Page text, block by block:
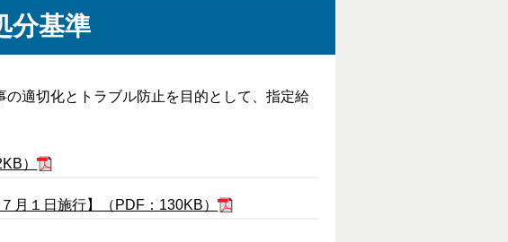
分基準
適切化とトラブル防止を目的として、指定給
）
月１日施行】（PDF：130KB）